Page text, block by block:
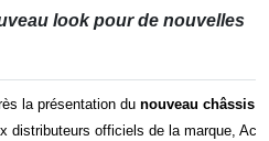
look pour de nouvelles
la présentation du nouveau châssis
distributeurs officiels de la marque,